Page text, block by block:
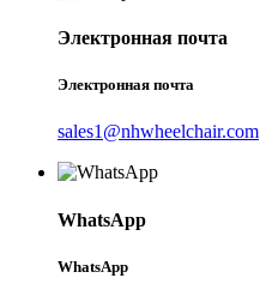
Электронная почта
Электронная почта
sales1@nhwheelchair.com
WhatsApp
WhatsApp